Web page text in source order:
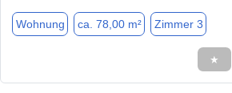
Wohnung ca. 78,00 m² Zimmer 3
★